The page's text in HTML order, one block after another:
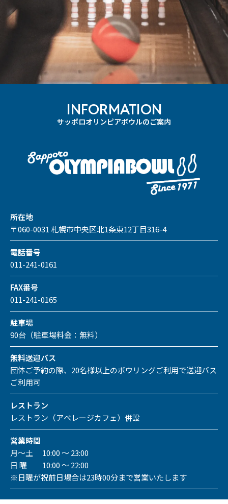
INFORMATION
サッポロオリンピアボウルのご案内
所在地
〒060-0031 札幌市中央区北1条東12丁目316-4
電話番号
011-241-0161
FAX番号
011-241-0165
駐車場
90台（駐車場料金：無料）
無料送迎バス
団体ご予約の際、20名様以上のボウリングご利用で送迎バス
ご利用可
レストラン
レストラン（アベレージカフェ）併設
営業時間
月～土 10:00 ～ 23:00
日 曜 10:00 ～ 22:00
※日曜が祝前日場合は23時00分まで営業いたします